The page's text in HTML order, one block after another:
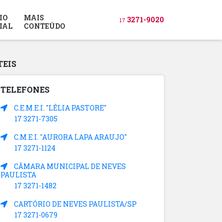
MAIS
CONTEÚDO
17 3271-9020
TELEFONES
C.E.M.E.I. "LÉLIA PASTORE"
17 3271-7305
C.M.E.I. "AURORA LAPA ARAUJO"
17 3271-1124
CÂMARA MUNICIPAL DE NEVES
PAULISTA
17 3271-1482
CARTÓRIO DE NEVES PAULISTA/SP
17 3271-0679